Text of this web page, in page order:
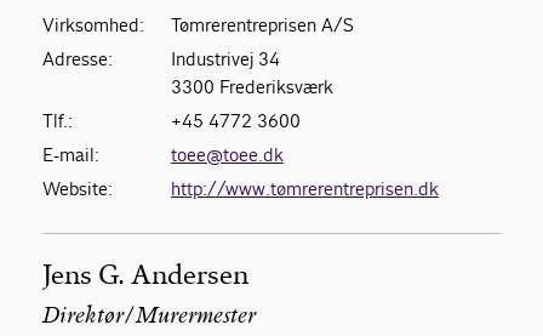
Virksomhed:
Tømrerentreprisen A/S
Adresse:
Industrivej 34
3300 Frederiksværk
Tlf.:
+45 4772 3600
E-mail:
toee@toee.dk
Website:
http://www.tømrerentreprisen.dk
Jens G. Andersen
Direktør/Murermester